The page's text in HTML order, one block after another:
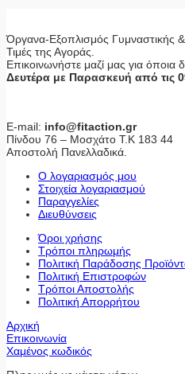
Όργανα-Εξοπλισμός Γυμναστικής
Τιμές της Αγοράς.
Επικοινωνήστε μαζί μας για όποια
Δευτέρα με Παρασκευή από τις
E-mail: info@fitaction.gr
Πίνδου 76 – Μοσχάτο Τ.Κ 183 44
Αποστολή Πανελλαδικά.
Ο λογαριασμός μου
Στοιχεία λογαριασμού
Παραγγελίες
Διευθύνσεις
Όροι χρήσης
Τρόποι πληρωμής
Πολιτική Παράδοσης
Πολιτική Επιστροφών
Τρόποι Αποστολής
Πολιτική Απορρήτου
Αρχική
Επικοινωνία
Χαμένος κωδικός